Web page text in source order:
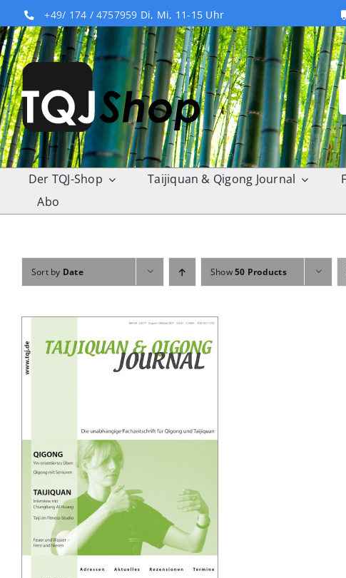
to
content
+49/ 174 / 4757959 Di, Mi, 11-15 Uhr
Der TQJ-Shop Taijiquan & Qigong Journal
Abo
Sort by Date Show50 Products